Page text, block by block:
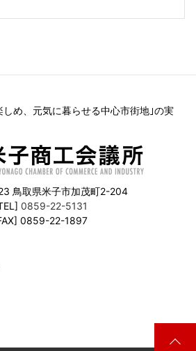
しめ、元気に暮らせる中心市街地｣の実
鳥取県米子市加茂町2-204
0859-22-5131
0859-22-1897